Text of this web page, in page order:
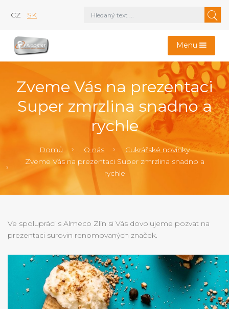
CZ SK
Menu
Zveme Vás na prezentaci
Super zmrzlina snadno a
rychle
Domů O nás
Cukrářské novinky
Zveme Vás na prezentaci Super zmrzlina snadno a
rychle
Ve spolupráci s Almeco Zlín si Vás dovolujeme pozvat na
prezentaci surovin renomovaných značek.